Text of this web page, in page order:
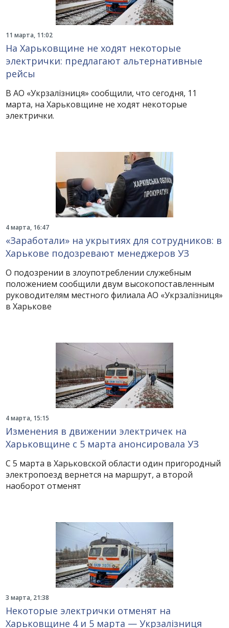
11 марта, 11:02
На Харьковщине не ходят некоторые
электрички: предлагают альтернативные
рейсы
В АО «Укрзалізниця» сообщили, что сегодня, 11
марта, на Харьковщине не ходят некоторые
электрички.
4 марта, 16:47
«Заработали» на укрытиях для сотрудников: в
Харькове подозревают менеджеров УЗ
О подозрении в злоупотреблении служебным
положением сообщили двум высокопоставленным
руководителям местного филиала АО «Укрзалізниця»
в Харькове
4 марта, 15:15
Изменения в движении электричек на
Харьковщине с 5 марта анонсировала УЗ
С 5 марта в Харьковской области один пригородный
электропоезд вернется на маршрут, а второй
наоборот отменят
3 марта, 21:38
Некоторые электрички отменят на
Харьковщине 4 и 5 марта — Укрзалізниця